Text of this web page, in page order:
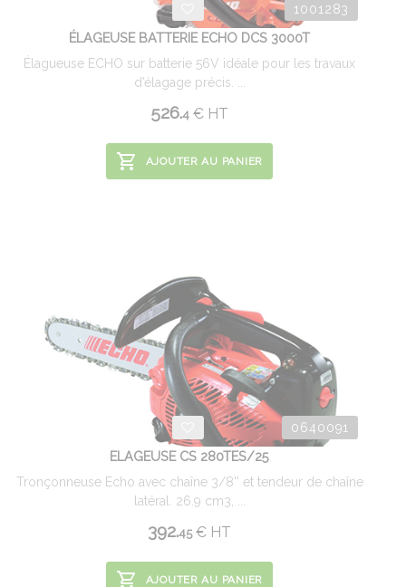
1001283
ÉLAGEUSE BATTERIE ECHO DCS 3000T
Élagueuse ECHO sur batterie 56V idéale pour les travaux
d’élagage précis. ...
526.4 € HT
AJOUTER AU PANIER
0640091
ELAGEUSE CS 280TES/25
Tronçonneuse Echo avec chaîne 3/8'' et tendeur de chaîne
latéral. 26.9 cm3, ...
392.45 € HT
AJOUTER AU PANIER